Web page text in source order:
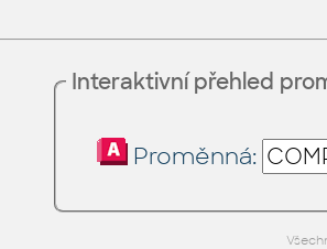
Interaktivní přehled
Proměnná: